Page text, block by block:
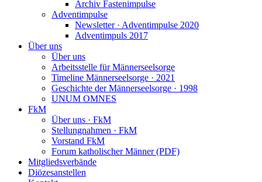
Archiv Fastenimpulse
Adventimpulse
Newsletter · Adventimpulse 2020
Adventimpuls 2017
Über uns
Über uns
Arbeitsstelle für Männerseelsorge
Timeline Männerseelsorge · 2021
Geschichte der Männerseelsorge · 1998
UNUM OMNES
FkM
Über uns · FkM
Stellungnahmen · FkM
Vorstand FkM
Forum katholischer Männer (PDF)
Mitgliedsverbände
Diözesanstellen